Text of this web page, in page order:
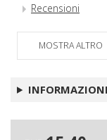
Recensioni
MOSTRA ALTRO
INFORMAZIONI